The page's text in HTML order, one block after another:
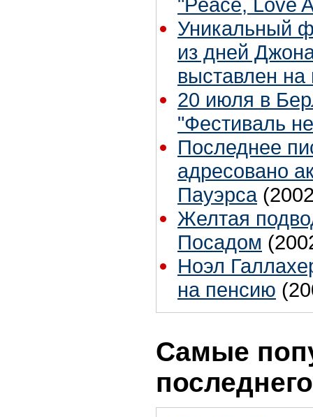
"Peace, Love
Уникальный
из дней
выставлен
20 июля в
"Фестиваль
Последнее
адресовано
Пауэрса
Желтая
Посадом
Ноэл
на пенсию
Самые